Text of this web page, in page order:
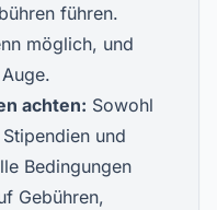
führen.
möglich, und
achten: Sowohl
und
Bedingungen
Gebühren,